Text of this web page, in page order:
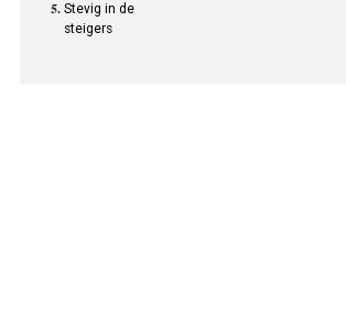
Stevig in de
steigers